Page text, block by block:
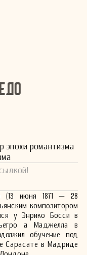
эпохи романтизма
(13 июня 1871 — 28
композитором
у Энрико Босси в
а Маджелла в
обучение под
Сарасате в Мадриде